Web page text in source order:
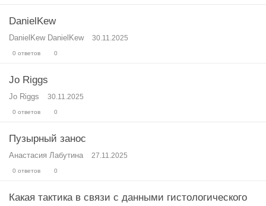
DanielKew
DanielKew DanielKew 30.11.2025
0 ответов 0
Jo Riggs
Jo Riggs 30.11.2025
0 ответов 0
Пузырный занос
Анастасия Лабутина 27.11.2025
0 ответов 0
Какая тактика в связи с данными гистологического